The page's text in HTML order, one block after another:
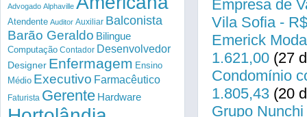
Empresa de
Vila Sofia -
Emerick
1.621,00 (27
Condomínio
1.805,43 (20
Grupo
Advogado Alphaville
Atendente Auditor Auxiliar Balconista
Barão Geraldo Bilingue
Computação Contador Desenvolvedor
Designer Enfermagem Ensino
Médio Executivo Farmacêutico
Faturista Gerente Hardware